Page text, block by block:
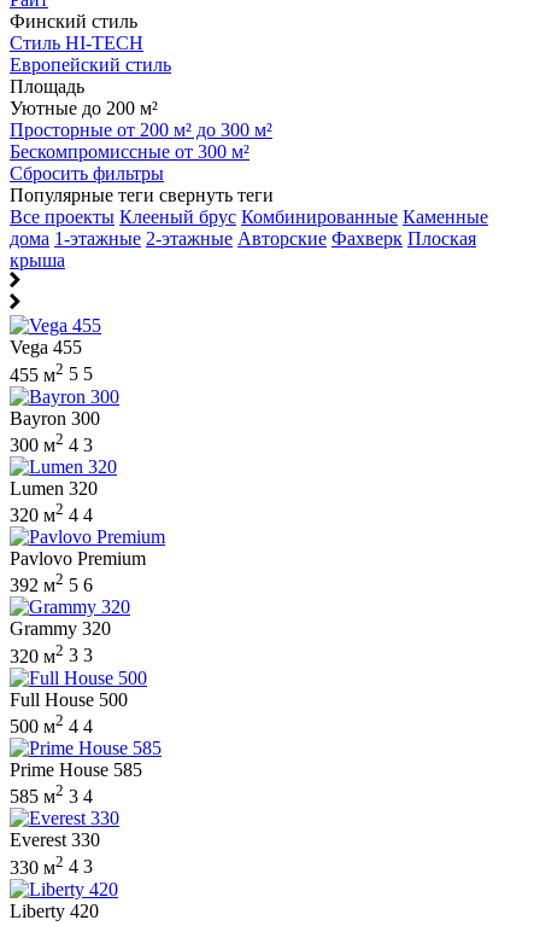
Финский стиль
Стиль HI-TECH
Европейский стиль
Площадь
Уютные до 200 м²
Просторные от 200 м² до 300 м²
Бескомпромиссные от 300 м²
Сбросить фильтры
Популярные теги свернуть теги
Все проекты Клееный брус Комбинированные Каменные
дома 1-этажные 2-этажные Авторские Фахверк Плоская
крыша
Vega 455
455 м2 5 5
Bayron 300
300 м2 4 3
Lumen 320
320 м2 4 4
Pavlovo Premium
392 м2 5 6
Grammy 320
320 м2 3 3
Full House 500
500 м2 4 4
Prime House 585
585 м2 3 4
Everest 330
330 м2 4 3
Liberty 420